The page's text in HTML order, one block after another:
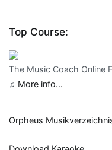
Top Course:
The Music Coach Online
♫ More info...
Orpheus